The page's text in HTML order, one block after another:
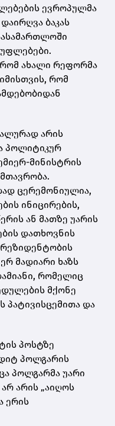
ევროპულმა
ბაკას
რომ ახალი რეფორმა
რომ
არის
პოლიტიკურ
მინისტრის
ცერემონიულია,
ინიცირების,
ან მათზე უარის
დათხოვნის
მადიარი ხაზს
რომელიც
მქონე
პატივისცემითა და
პოსტზე
პოლგარის
პოლგარმა უარი
არის „აიღოს
ერის